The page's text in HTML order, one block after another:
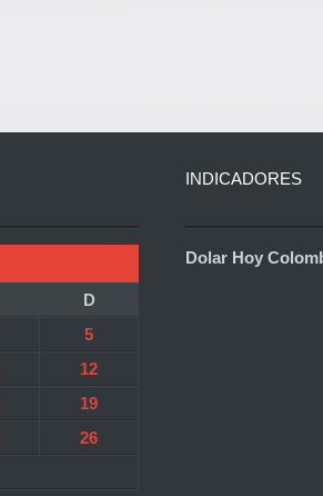
D
5
12
19
26
INDICADORES
Dolar Hoy